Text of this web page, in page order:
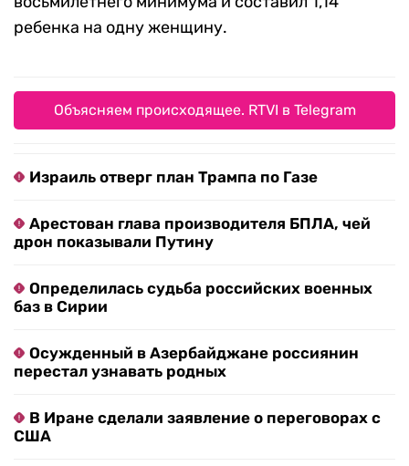
ребенка на одну женщину.
Объясняем происходящее. RTVI в Telegram
Израиль отверг план Трампа по Газе
Арестован глава производителя БПЛА, чей
дрон показывали Путину
Определилась судьба российских военных
баз в Сирии
Осужденный в Азербайджане россиянин
перестал узнавать родных
В Иране сделали заявление о переговорах с
США